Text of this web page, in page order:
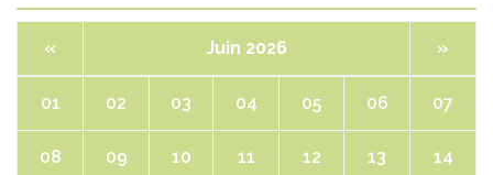
« Juin 2026 »
01 02 03 04 05 06 07
08 09 10 11 12 13 14